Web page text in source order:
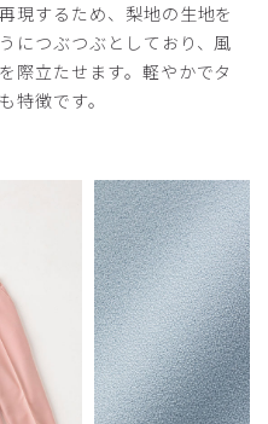
現するため、梨地の生地を
につぶつぶとしており、風
際立たせます。軽やかでタ
特徴です。